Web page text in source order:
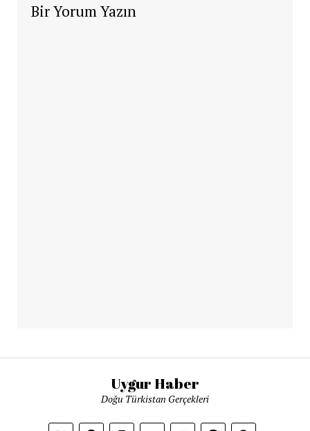
Bir Yorum Yazın
Uygur Haber
Doğu Türkistan Gerçekleri